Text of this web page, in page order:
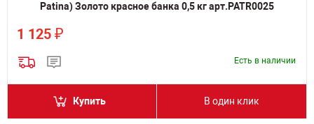
Patina) Золото красное банка 0,5 кг арт.PATR0025
1 125 ₽
Есть в наличии
Купить В один клик